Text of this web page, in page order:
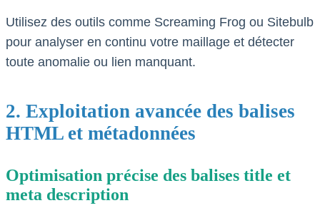
Utilisez des outils comme Screaming Frog ou Sitebulb
pour analyser en continu votre maillage et détecter
toute anomalie ou lien manquant.
2. Exploitation avancée des balises
HTML et métadonnées
Optimisation précise des balises title et
meta description